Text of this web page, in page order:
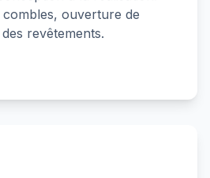
combles, ouverture de
revêtements.